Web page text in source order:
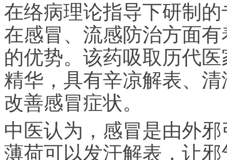
在络病理论指导下研制
在感冒、流感防治方面
的优势。该药吸取历代
精华，具有辛凉解表、
改善感冒症状。
中医认为，感冒是由外
薄荷可以发汗解表，让